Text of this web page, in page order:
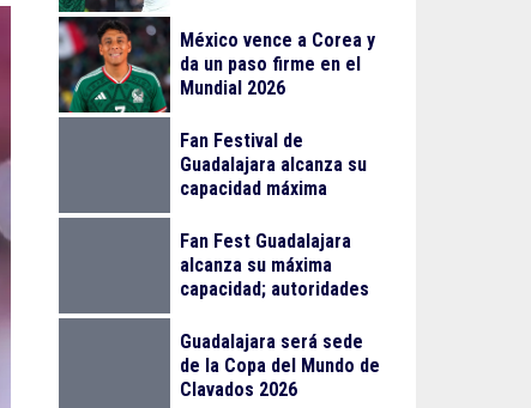
México vence a Corea y
da un paso firme en el
Mundial 2026
Fan Festival de
Guadalajara alcanza su
capacidad máxima
Fan Fest Guadalajara
alcanza su máxima
capacidad; autoridades
Guadalajara será sede
de la Copa del Mundo de
Clavados 2026